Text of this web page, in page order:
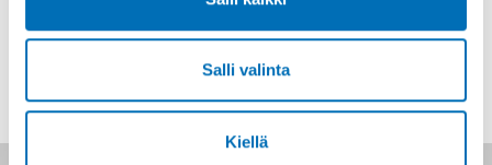
Salli valinta
Kiellä